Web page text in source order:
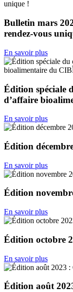
Bulletin mars
rendez-vous
En savoir plus
Édition spéciale
d’affaire
En savoir plus
Édition
En savoir plus
Édition
En savoir plus
Édition octobre
En savoir plus
Édition août